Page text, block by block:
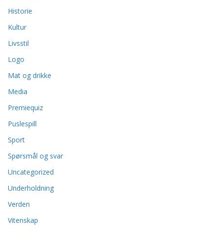
Historie
Kultur
Livsstil
Logo
Mat og drikke
Media
Premiequiz
Puslespill
Sport
Spørsmål og svar
Uncategorized
Underholdning
Verden
Vitenskap